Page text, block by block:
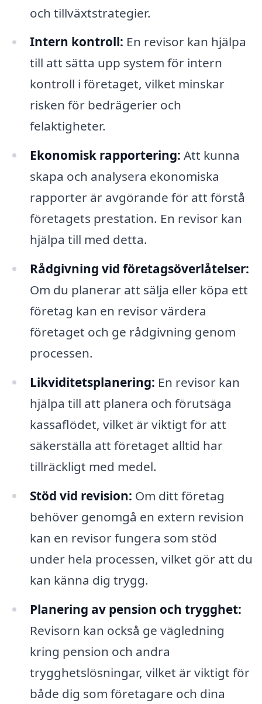
och tillväxtstrategier.
Intern kontroll: En revisor kan hjälpa
till att sätta upp system för intern
kontroll i företaget, vilket minskar
risken för bedrägerier och
felaktigheter.
Ekonomisk rapportering: Att kunna
skapa och analysera ekonomiska
rapporter är avgörande för att förstå
företagets prestation. En revisor kan
hjälpa till med detta.
Rådgivning vid företagsöverlåtelser:
Om du planerar att sälja eller köpa ett
företag kan en revisor värdera
företaget och ge rådgivning genom
processen.
Likviditetsplanering: En revisor kan
hjälpa till att planera och förutsäga
kassaflödet, vilket är viktigt för att
säkerställa att företaget alltid har
tillräckligt med medel.
Stöd vid revision: Om ditt företag
behöver genomgå en extern revision
kan en revisor fungera som stöd
under hela processen, vilket gör att du
kan känna dig trygg.
Planering av pension och trygghet:
Revisorn kan också ge vägledning
kring pension och andra
trygghetslösningar, vilket är viktigt för
både dig som företagare och dina